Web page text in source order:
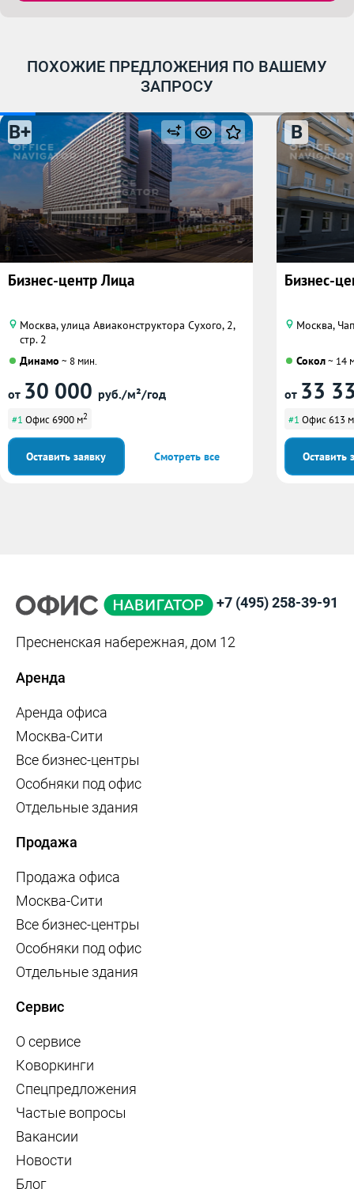
ПОХОЖИЕ ПРЕДЛОЖЕНИЯ ПО ВАШЕМУ
ЗАПРОСУ
B+
Бизнес-центр Лица
Москва, улица Авиаконструктора Сухого, 2,
стр. 2
Динамо ~ 8 мин.
от 30 000 руб./м²/год
#1 Офис 6900 м2
Оставить заявку Смотреть все
B
Бизнес-
Москва,
Сокол~ 14
от 33
#1 Офис 613 м
Оставить
+7 (495) 258-39-91
Пресненская набережная, дом 12
Аренда
Аренда офиса
Москва-Сити
Все бизнес-центры
Особняки под офис
Отдельные здания
Продажа
Продажа офиса
Москва-Сити
Все бизнес-центры
Особняки под офис
Отдельные здания
Сервис
О сервисе
Коворкинги
Спецпредложения
Частые вопросы
Вакансии
Новости
Блог